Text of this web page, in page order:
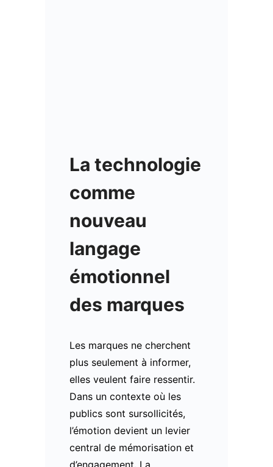
La technologie
comme
nouveau
langage
émotionnel
des marques
Les marques ne cherchent
plus seulement à informer,
elles veulent faire ressentir.
Dans un contexte où les
publics sont sursollicités,
l’émotion devient un levier
central de mémorisation et